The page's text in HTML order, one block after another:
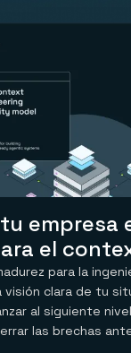
empresa
el
para la
clara de tu
al siguiente
las brechas